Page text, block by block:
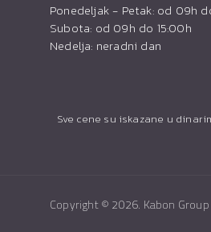
Ponedeljak - Petak: od 09h
Subota: od 09h do 15:00h
Nedelja: neradni dan
Sve cene su iskazane u
Copyright © 2026. Kabon